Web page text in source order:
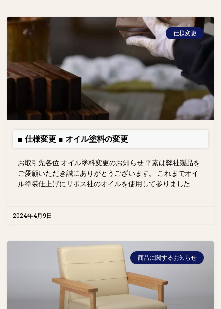
仕様変更
■ 仕様変更 ■ オイル塗料の変更
お取引先各位 オイル塗料変更のお知らせ 平素は弊社製品を
ご愛顧いただき誠にありがとうございます。 これまでオイ
ル塗装仕上げにリボス社のオイルを使用して参りました
2024年4月9日
商品に関するお知らせ